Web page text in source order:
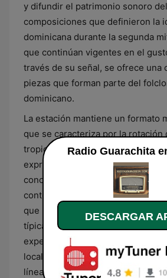
y difundir el patrimonio sonoro
composiciones que definieron la
dominicana durante la segunda
que continúan vigentes en el
través de su señal, se ofrece una
piezas que forman parte del
dominicano.
La estación mantiene un formato
que se caracteriza por la rotación
tropicales, incluyendo también
expresiones de la canción
conocida como música de
contenido se define por una
que resaltan el uso de la guitarra
típica, proporcionando a la
experiencia auditiva centrada en
locales. El flujo de emisión se
línea temática que resalta la
Radio Guarachita
DESCARGAR